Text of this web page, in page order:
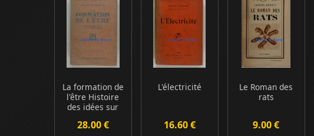
La formation de
l'être Histoire
des idées sur
28.00 €
L'électricité
16.60 €
Le Roman des
rats
9.00 €